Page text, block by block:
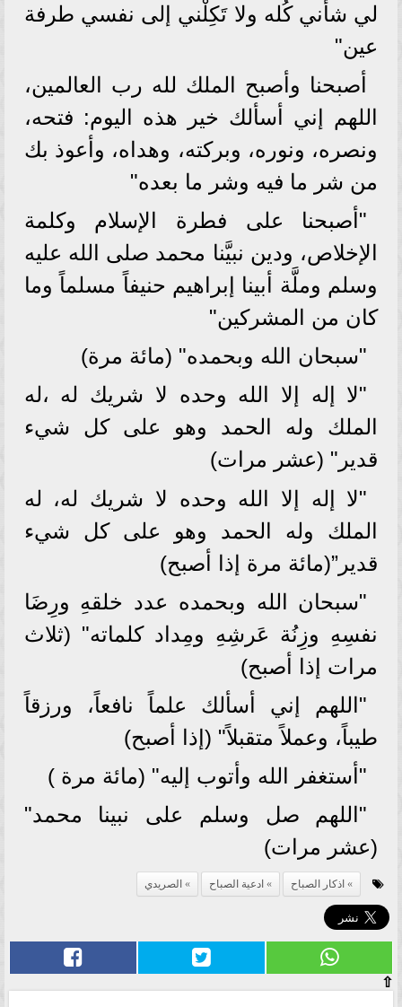
لي شأني كُله ولا تَكِلْني إلى نفسي طرفة
عين"
أصبحنا وأصبح الملك لله رب العالمين،
اللهم إني أسألك خير هذه اليوم: فتحه،
ونصره، ونوره، وبركته، وهداه، وأعوذ بك
من شر ما فيه وشر ما بعده"
"أصبحنا على فطرة الإسلام وكلمة
الإخلاص، ودين نبيَّنا محمد صلى الله عليه
وسلم وملَّة أبينا إبراهيم حنيفاً مسلماً وما
كان من المشركين"
"سبحان الله وبحمده" (مائة مرة)
"لا إله إلا الله وحده لا شريك له ،له
الملك وله الحمد وهو على كل شيء
قدير" (عشر مرات)
"لا إله إلا الله وحده لا شريك له، له
الملك وله الحمد وهو على كل شيء
قدير”(مائة مرة إذا أصبح)
"سبحان الله وبحمده عدد خلقهِ ورِضَا
نفسِهِ وزِنُة عَرشِهِ ومِداد كلماته" (ثلاث
مرات إذا أصبح)
"اللهم إني أسألك علماً نافعاً، ورزقاً
طيباً، وعملاً متقبلاً" (إذا أصبح)
"أستغفر الله وأتوب إليه" (مائة مرة )
"اللهم صل وسلم على نبينا محمد"
(عشر مرات)
اذكار الصباح ادعية الصباح الصريدي
⇧